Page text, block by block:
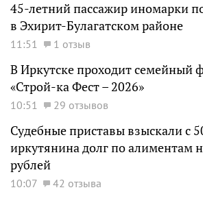
45-летний пассажир иномарки
в Эхирит-Булагатском районе
11:51 1 отзыв
В Иркутске проходит семейный
«Строй-ка Фест – 2026»
10:51 29 отзывов
Судебные приставы взыскали с
иркутянина долг по алиментам
рублей
10:07
42 отзыва